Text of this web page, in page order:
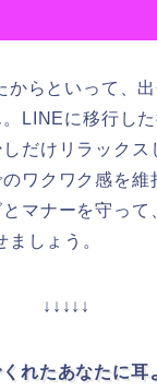
からといって、
LINEに移行し
だけリラックス
ワクワク感を維
マナーを守って
しょう。
↓↓↓↓↓
れたあなたに耳